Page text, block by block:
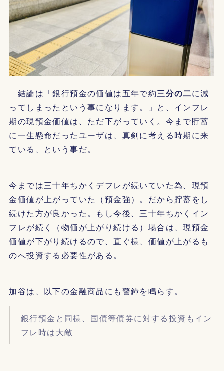
結論は「銀行預金の価値は五年で約三分の二に減
ってしまったという事になります。」と、 インフレ
期の現預金価値は、ただ下がっていく 。今まで貯蓄
に一生懸命だったユーザは、真剣に考える時期に来
ている、という事だ。
今までは三十年ちかくデフレが続いていた為、現預
金価値が上がっていた（預金強）。だから貯蓄をし
続けた方が良かった。もし今後、三十年ちかくイン
フレが続く（物価が上がり続ける）場合は、現預金
価値が下がり続けるので、直ぐ様、価値が上がるも
のへ投資する必要性がある。
加谷は、以下の金融商品にも警鐘を鳴らす。
銀行預金と同様、国債等債券に対する投資もイン
フレ時は大敵